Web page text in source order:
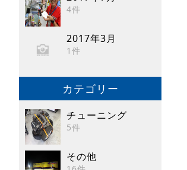
4件
2017年3月
1件
カテゴリー
チューニング
5件
その他